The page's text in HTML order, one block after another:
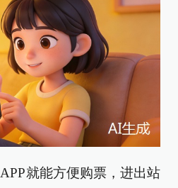
就能方便购票，进出站